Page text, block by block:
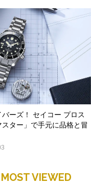
ーズ！ セイコー プロス
ター」で手元に品格と冒
MOST VIEWED